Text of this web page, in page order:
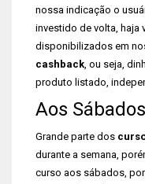
nossa indicação o
investido de volta,
disponibilizados em
cashback, ou seja,
produto listado,
Aos Sábados
Grande parte dos
durante a semana,
curso aos sábados,